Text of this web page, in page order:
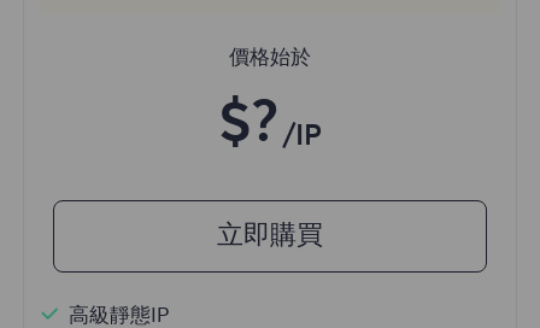
價格始於
$? /IP
立即購買
高級靜態IP